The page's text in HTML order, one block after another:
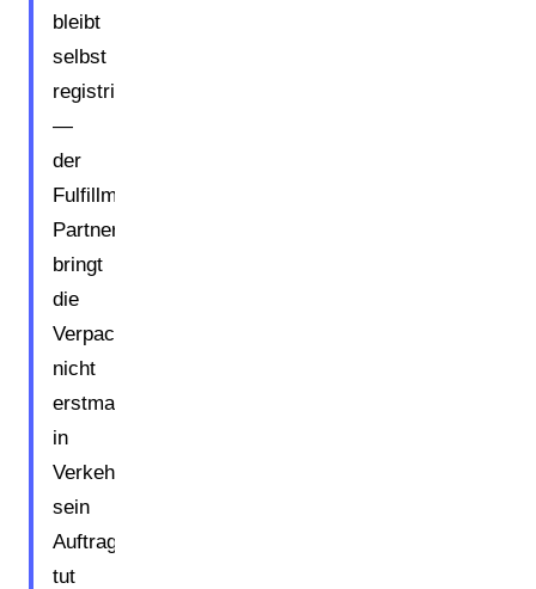
bleibt
selbst
registrierungspflichtig
—
der
Fulfillment-
Partner
bringt
die
Verpackungen
nicht
erstmals
in
Verkehr,
sein
Auftraggeber
tut